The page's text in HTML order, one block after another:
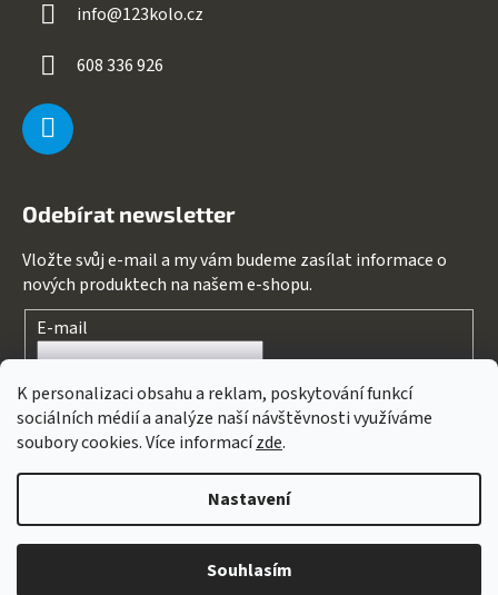
K personalizaci obsahu a reklam, poskytování funkcí
sociálních médií a analýze naší návštěvnosti využíváme
soubory cookies. Více informacízde.
Nastavení
Souhlasím
info@123kolo.cz
608 336 926
Odebírat newsletter
Vložte svůj e-mail a my vám budeme zasílat informace o
nových produktech na našem e-shopu.
E-mail
Souhlasím spodmínkami ochrany osobních údajů
PŘIHLÁSIT SE
Vytvořil Shoptet&PekneWeby
123kolo. Všechna práva vyhrazena.